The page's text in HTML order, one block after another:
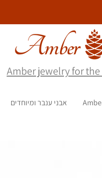
Amber jewelry for
אבני ענבר ומיוחדים